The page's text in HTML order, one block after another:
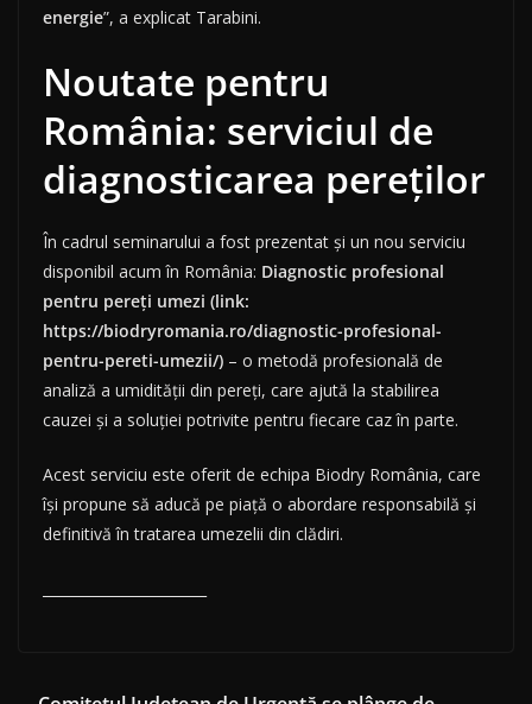
energie”, a explicat Tarabini.
Noutate pentru
România: serviciul de
diagnosticarea pereților
În cadrul seminarului a fost prezentat și un nou serviciu
disponibil acum în România: Diagnostic profesional
pentru pereți umezi (link:
https://biodryromania.ro/diagnostic-profesional-
pentru-pereti-umezii/) – o metodă profesională de
analiză a umidității din pereți, care ajută la stabilirea
cauzei și a soluției potrivite pentru fiecare caz în parte.
Acest serviciu este oferit de echipa Biodry România, care
își propune să aducă pe piață o abordare responsabilă și
definitivă în tratarea umezelii din clădiri.